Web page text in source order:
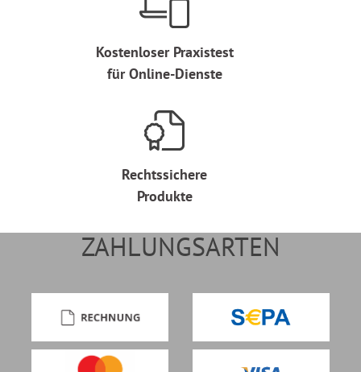
Kostenloser Praxistest
für Online-Dienste
Rechtssichere
Produkte
ZAHLUNGSARTEN